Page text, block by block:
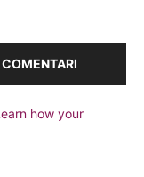
how your